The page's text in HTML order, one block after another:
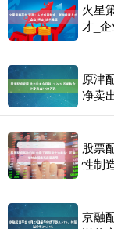
火星
才_
原津
净卖
股票
性制
京融